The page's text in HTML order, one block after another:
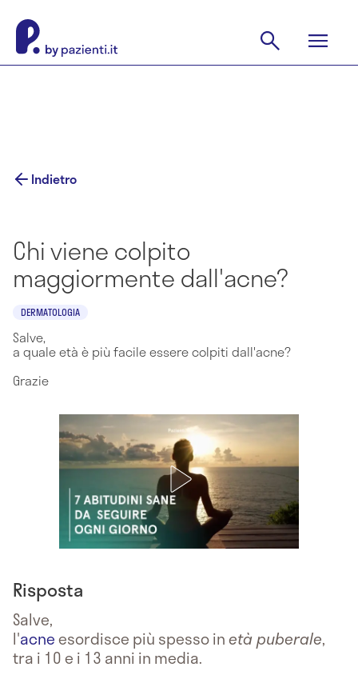
Indietro
Chi viene colpito
maggiormente dall'acne?
DERMATOLOGIA
Salve,
a quale età è più facile essere colpiti dall'acne?
Grazie
Risposta
Salve,
l'acneesordisce più spesso inetà puberale,
tra i 10 e i 13 anni in media.